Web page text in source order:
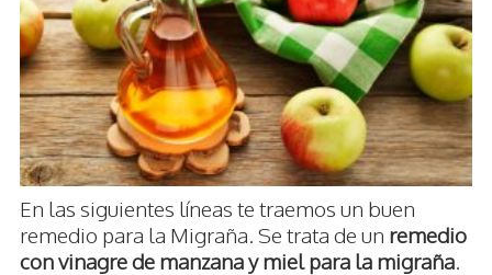
En las siguientes líneas te traemos un buen
remedio para la Migraña. Se trata de un remedio
con vinagre de manzana y miel para la migraña